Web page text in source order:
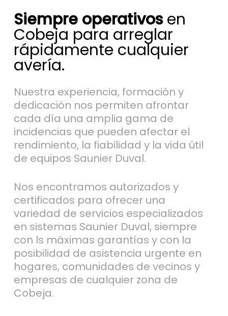
Siempre operativosen
Cobeja para arreglar
rápidamente cualquier
avería.
Nuestra experiencia, formación y
dedicación nos permiten afrontar
cada día una amplia gama de
incidencias que pueden afectar el
rendimiento, la fiabilidad y la vida útil
de equipos Saunier Duval.
Nos encontramos autorizados y
certificados para ofrecer una
variedad de servicios especializados
en sistemas Saunier Duval, siempre
con ls máximas garantías y con la
posibilidad de asistencia urgente en
hogares, comunidades de vecinos y
empresas de cualquier zona de
Cobeja.